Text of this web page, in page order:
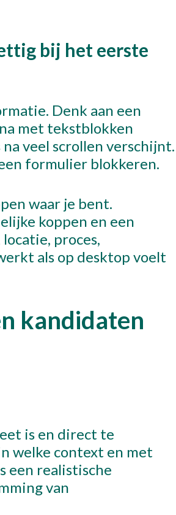
bij het eerste
Denk aan een
met tekstblokken
veel scrollen verschijnt.
formulier blokkeren.
waar je bent.
koppen en een
proces,
als op desktop voelt
kandidaten
is en direct te
welke context en met
een realistische
van